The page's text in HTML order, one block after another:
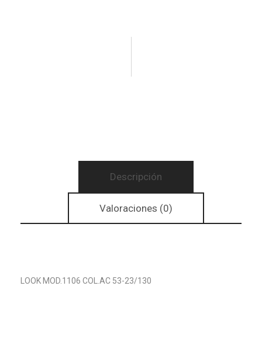
Descripción
Valoraciones (0)
LOOK MOD.1106 COL.AC 53-23/130